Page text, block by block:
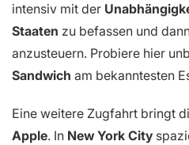
intensiv mit der
Staaten zu befassen und
anzusteuern. Probiere hier
Sandwich am bekanntesten
Eine weitere Zugfahrt bringt
Apple. In New York City